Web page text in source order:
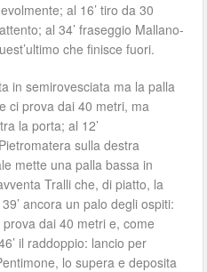
al 16’ tiro da 30
al 34’ fraseggio Mallano-
che finisce fuori.
in semirovesciata ma la palla
ci prova dai 40 metri, ma
la porta; al 12’
sulla destra
mette una palla bassa in
Tralli che, di piatto, la
ancora un palo degli ospiti:
dai 40 metri e, come
il raddoppio: lancio per
lo supera e deposita